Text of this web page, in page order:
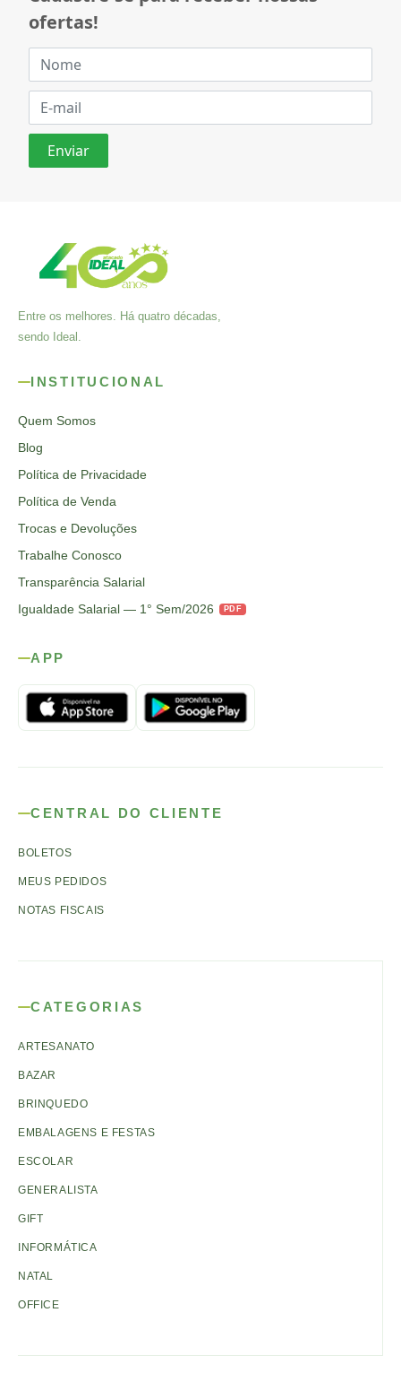
ofertas!
Entre os melhores. Há quatro décadas,
sendo Ideal.
INSTITUCIONAL
Quem Somos
Blog
Política de Privacidade
Política de Venda
Trocas e Devoluções
Trabalhe Conosco
Transparência Salarial
Igualdade Salarial — 1° Sem/2026
PDF
APP
CENTRAL DO CLIENTE
BOLETOS
MEUS PEDIDOS
NOTAS FISCAIS
CATEGORIAS
ARTESANATO
BAZAR
BRINQUEDO
EMBALAGENS E FESTAS
ESCOLAR
GENERALISTA
GIFT
INFORMÁTICA
NATAL
OFFICE